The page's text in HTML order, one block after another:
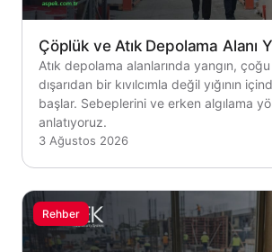
Çöplük ve Atık Depolama Alanı
Atık depolama alanlarında yangın,
dışarıdan bir kıvılcımla değil yığının
başlar. Sebeplerini ve erken algılama
anlatıyoruz.
3 Ağustos 2026
Rehber